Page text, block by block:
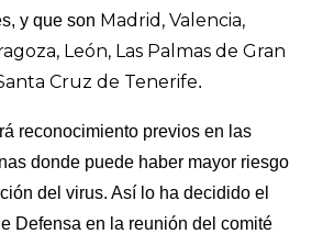
y que son Madrid, Valencia,
León, Las Palmas de Gran
Cruz de Tenerife.
reconocimiento previos en las
donde puede haber mayor riesgo
del virus. Así lo ha decidido el
Defensa en la reunión del comité